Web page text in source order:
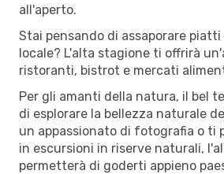
all'aperto.
Stai pensando di assaporare
locale? L'alta stagione ti offrirà
ristoranti, bistrot e mercati
Per gli amanti della natura, il bel
di esplorare la bellezza naturale
un appassionato di fotografia o ti
in escursioni in riserve naturali,
permetterà di goderti appieno